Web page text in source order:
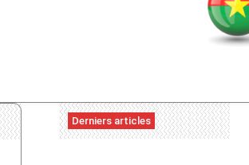
Derniers articles